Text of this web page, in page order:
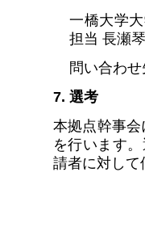
一橋大学
担当 長瀬
問い合わ
7. 選考
本拠点幹事
を行います
請者に対して